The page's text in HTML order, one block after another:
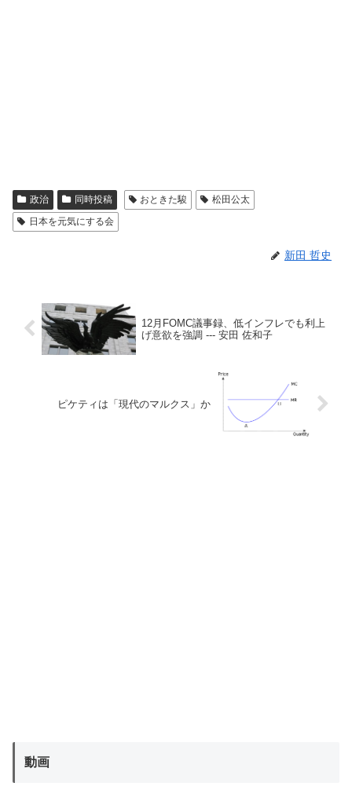
政治 同時投稿 おときた駿
松田公太
日本を元気にする会
新田 哲史
12月FOMC議事録、低インフレでも利上
げ意欲を強調 --- 安田 佐和子
ピケティは「現代のマルクス」か
動画